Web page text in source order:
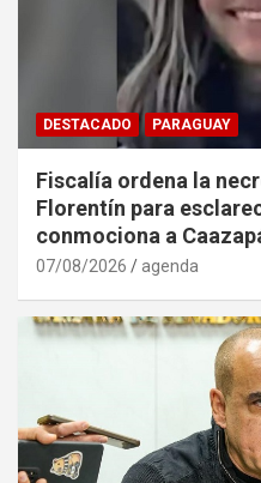
DESTACADO PARAGUAY
Fiscalía ordena la
Florentín para
conmociona a
07/08/2026 agenda